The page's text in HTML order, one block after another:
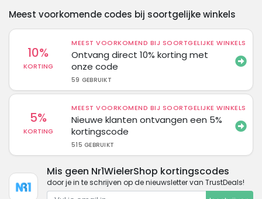
Meest voorkomende codes bij soortgelijke winkels
10%
KORTING
MEEST VOORKOMEND BIJ SOORTGELIJKE WINKELS
Ontvang direct 10% korting met
onze code
59 GEBRUIKT
5%
KORTING
MEEST VOORKOMEND BIJ SOORTGELIJKE WINKELS
Nieuwe klanten ontvangen een 5%
kortingscode
515 GEBRUIKT
Mis geen Nr1WielerShop kortingscodes
door je in te schrijven op de nieuwsletter van TrustDeals!